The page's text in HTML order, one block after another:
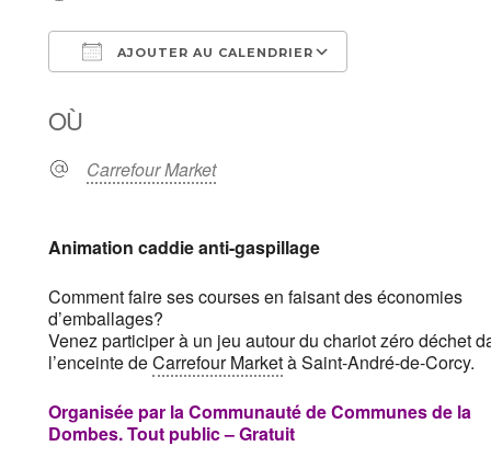
AJOUTER AU CALENDRIER
OÙ
Carrefour Market
Animation caddieanti-gaspillage
Comment faire ses courses en faisant des économies
d’emballages?
Venez participer à un jeu autour du chariot zéro déchet
l’enceinte deCarrefour Marketà Saint-André-de-Corcy.
Organisée par laCommunauté de Communes de la
Dombes.Tout public – Gratuit